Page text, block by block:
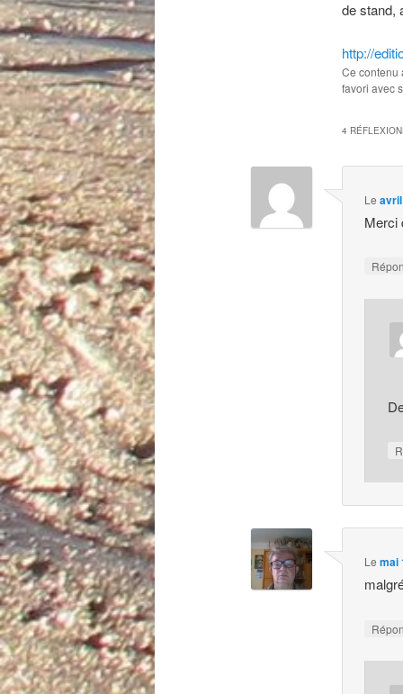
de stand,
http://
Ce contenu
favori avec
4
Le
Merci
Lemai